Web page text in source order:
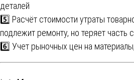
деталей
5️⃣ Расчёт стоимости утраты
подлежит ремонту, но теряет часть
6️⃣ Учет рыночных цен на